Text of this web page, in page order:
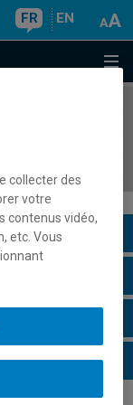
FR EN
collecter des
votre
contenus vidéo,
etc. Vous